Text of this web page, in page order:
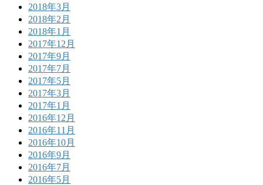
2018年3月
2018年2月
2018年1月
2017年12月
2017年9月
2017年7月
2017年5月
2017年3月
2017年1月
2016年12月
2016年11月
2016年10月
2016年9月
2016年7月
2016年5月